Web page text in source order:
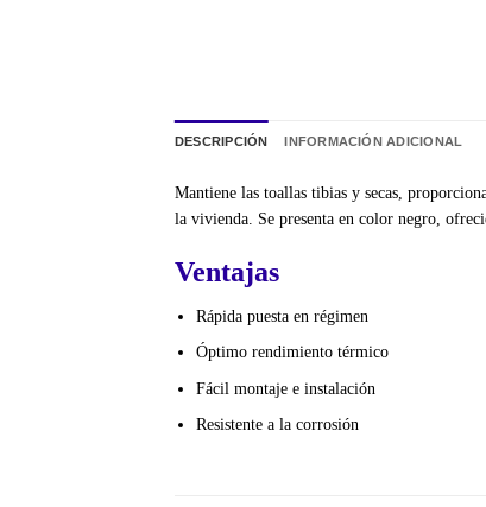
DESCRIPCIÓN INFORMACIÓN ADICIONAL
Mantiene las toallas tibias y secas,
la vivienda. Se presenta en color negro,
Ventajas
Rápida puesta en régimen
Óptimo rendimiento térmico
Fácil montaje e instalación
Resistente a la corrosión